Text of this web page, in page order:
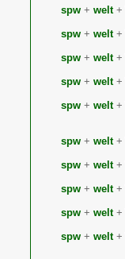
spw + welt+
spw + welt+
spw + welt+
spw + welt+
spw + welt+
spw + welt+
spw + welt+
spw + welt+
spw + welt+
spw + welt+